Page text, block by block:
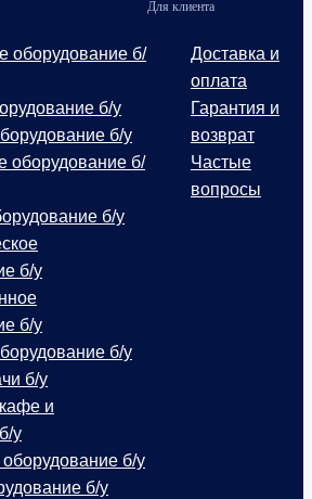
оборудование б/
б/у
б/у
оборудование б/
б/у
б/у
б/у
б/у
б/у
и
у
б/у
б/у
Для клиента
Доставка и
оплата
Гарантия и
возврат
Частые
вопросы